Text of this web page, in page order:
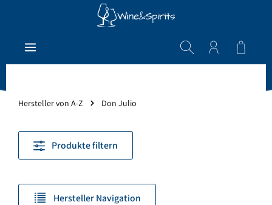
Zum Hauptinhalt springen
Hersteller von A-Z Don Julio
Produkte filtern
Hersteller Navigation